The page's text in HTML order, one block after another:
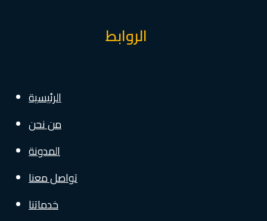
الروابط
الرئيسية
من نحن
المدونة
تواصل معنا
خدماتنا